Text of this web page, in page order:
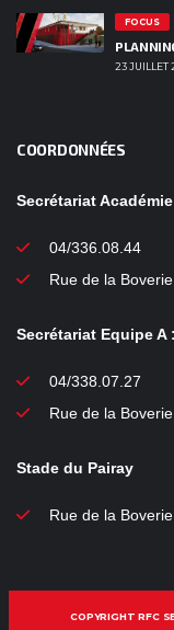
FOCUS
23 JUILLET
COORDONNÉES
Secrétariat
04/336.08.44
Rue de la
Secrétariat Equipe A :
04/338.07.27
Rue de la
Stade du Pairay
Rue de la
COPYRIGHT RFC